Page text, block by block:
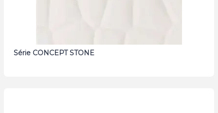
Série CONCEPT STONE